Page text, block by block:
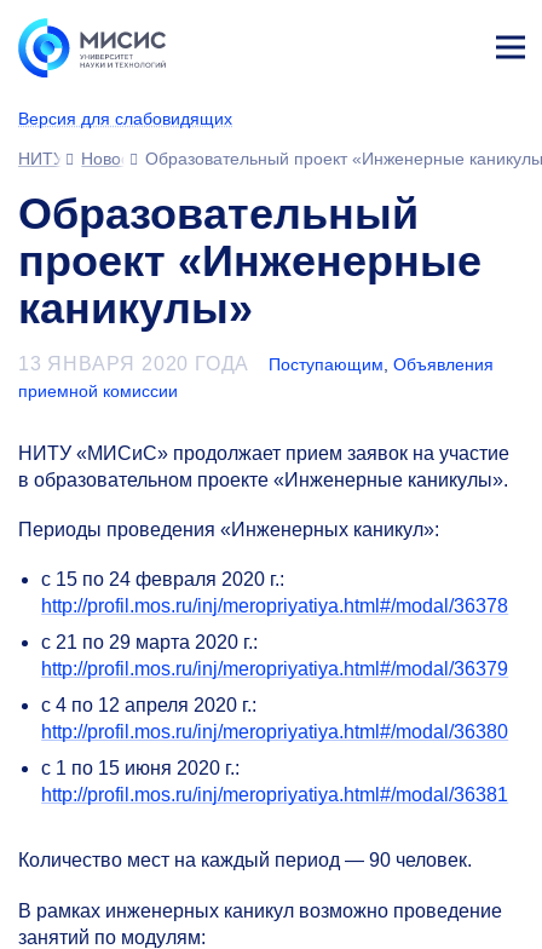
Версия для слабовидящих
ине
НИТУ МИСИС
НовостиОбразовательный проект «Инженерные
Образовательный
проект «Инженерные
каникулы»
13 ЯНВАРЯ 2020 ГОДА Поступающим ,Объявления
приемной комиссии
НИТУ «МИСиС» продолжает прием заявок на участие
в образовательном проекте «Инженерные каникулы».
Периоды проведения «Инженерных каникул»:
с 15 по 24 февраля 2020 г.:
http://profil.mos.ru/inj/meropriyatiya.html#/modal/36378
с 21 по 29 марта 2020 г.:
http://profil.mos.ru/inj/meropriyatiya.html#/modal/36379
с 4 по 12 апреля 2020 г.:
http://profil.mos.ru/inj/meropriyatiya.html#/modal/36380
с 1 по 15 июня 2020 г.:
http://profil.mos.ru/inj/meropriyatiya.html#/modal/36381
Количество мест на каждый период — 90 человек.
В рамках инженерных каникул возможно проведение
занятий по модулям: